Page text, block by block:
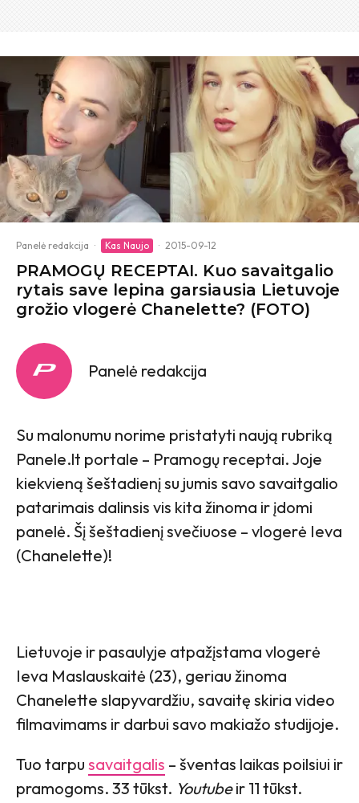
Panelė redakcija · Kas Naujo · 2015-09-12
PRAMOGŲ RECEPTAI. Kuo savaitgalio
rytais save lepina garsiausia Lietuvoje
grožio vlogerė Chanelette? (FOTO)
Panelė redakcija
Su malonumu norime pristatyti naują rubriką
Panele.lt portale – Pramogų receptai. Joje
kiekvieną šeštadienį su jumis savo savaitgalio
patarimais dalinsis vis kita žinoma ir įdomi
panelė. Šį šeštadienį svečiuose – vlogerė Ieva
(Chanelette)!
Lietuvoje ir pasaulyje atpažįstama vlogerė
Ieva Maslauskaitė (23), geriau žinoma
Chanelette slapyvardžiu, savaitę skiria video
filmavimams ir darbui savo makiažo studijoje.
Tuo tarpu savaitgalis – šventas laikas poilsiui ir
pramogoms. 33 tūkst. Youtubeir 11 tūkst.